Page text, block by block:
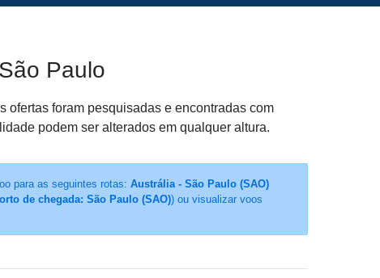
Paulo
ofertas foram pesquisadas e encontradas com
podem ser alterados em qualquer altura.
para as seguintes rotas: Austrália - São Paulo (SAO)
de chegada: São Paulo (SAO)) ou visualizar voos